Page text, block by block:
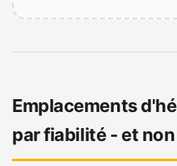
Emplacements
par fiabilité - et